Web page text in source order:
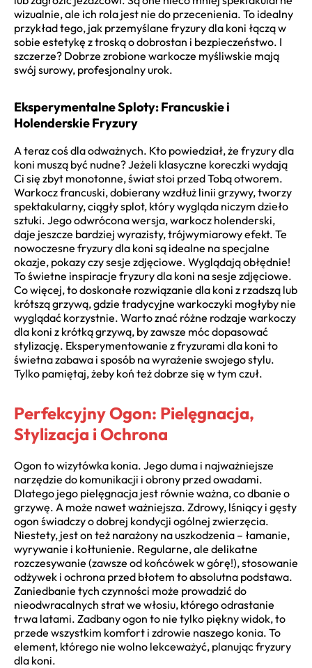
wizualnie, ale ich rola jest nie do przecenienia. To idealny
przykład tego, jak przemyślane fryzury dla koni łączą w
sobie estetykę z troską o dobrostan i bezpieczeństwo. I
szczerze? Dobrze zrobione warkocze myśliwskie mają
swój surowy, profesjonalny urok.
Eksperymentalne Sploty: Francuskie i
Holenderskie Fryzury
A teraz coś dla odważnych. Kto powiedział, że fryzury dla
koni muszą być nudne? Jeżeli klasyczne koreczki wydają
Ci się zbyt monotonne, świat stoi przed Tobą otworem.
Warkocz francuski, dobierany wzdłuż linii grzywy, tworzy
spektakularny, ciągły splot, który wygląda niczym dzieło
sztuki. Jego odwrócona wersja, warkocz holenderski,
daje jeszcze bardziej wyrazisty, trójwymiarowy efekt. Te
nowoczesne fryzury dla koni są idealne na specjalne
okazje, pokazy czy sesje zdjęciowe. Wyglądają obłędnie!
To świetne inspiracje fryzury dla koni na sesje zdjęciowe.
Co więcej, to doskonałe rozwiązanie dla koni z rzadszą lub
krótszą grzywą, gdzie tradycyjne warkoczyki mogłyby nie
wyglądać korzystnie. Warto znać różne rodzaje warkoczy
dla koni z krótką grzywą, by zawsze móc dopasować
stylizację. Eksperymentowanie z fryzurami dla koni to
świetna zabawa i sposób na wyrażenie swojego stylu.
Tylko pamiętaj, żeby koń też dobrze się w tym czuł.
Perfekcyjny Ogon: Pielęgnacja,
Stylizacja i Ochrona
Ogon to wizytówka konia. Jego duma i najważniejsze
narzędzie do komunikacji i obrony przed owadami.
Dlatego jego pielęgnacja jest równie ważna, co dbanie o
grzywę. A może nawet ważniejsza. Zdrowy, lśniący i gęsty
ogon świadczy o dobrej kondycji ogólnej zwierzęcia.
Niestety, jest on też narażony na uszkodzenia – łamanie,
wyrywanie i kołtunienie. Regularne, ale delikatne
rozczesywanie (zawsze od końcówek w górę!), stosowanie
odżywek i ochrona przed błotem to absolutna podstawa.
Zaniedbanie tych czynności może prowadzić do
nieodwracalnych strat we włosiu, którego odrastanie
trwa latami. Zadbany ogon to nie tylko piękny widok, to
przede wszystkim komfort i zdrowie naszego konia. To
element, którego nie wolno lekceważyć, planując fryzury
dla koni.